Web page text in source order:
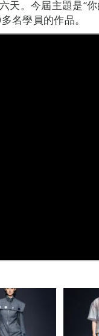
天。今屆主題是“
名學員的作品。